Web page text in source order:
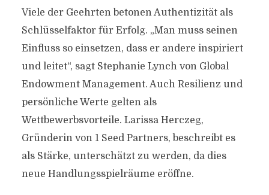
Viele der Geehrten betonen Authentizität als
Schlüsselfaktor für Erfolg. „Man muss seinen
Einfluss so einsetzen, dass er andere inspiriert
und leitet“, sagt Stephanie Lynch von Global
Endowment Management. Auch Resilienz und
persönliche Werte gelten als
Wettbewerbsvorteile. Larissa Herczeg,
Gründerin von 1 Seed Partners, beschreibt es
als Stärke, unterschätzt zu werden, da dies
neue Handlungsspielräume eröffne.